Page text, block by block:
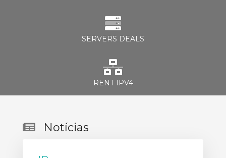
SERVERS DEALS
RENT IPV4
Notícias